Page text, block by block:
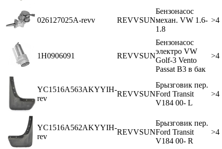
026127025A-revv REVVSUN
Бензонасос
механ. VW 1.6-
1.8
>4
1H0906091 REVVSUN
Бензонасос
электро VW
Golf-3 Vento
Passat В3 в бак
>4
YC1516A563AKYYIH-
rev
REVVSUN
Брызговик пер.
Ford Transit
V184 00- L
>4
YC1516A562AKYYIH-
rev
REVVSUN
Брызговик пер.
Ford Transit
V184 00- R
>4